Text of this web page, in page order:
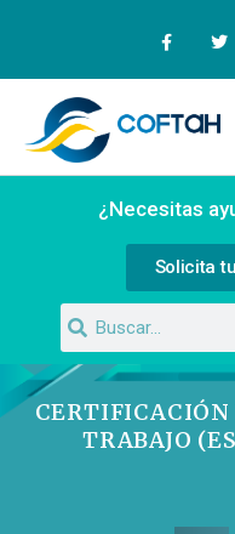
¿Necesitas
Solicita
TRABAJO